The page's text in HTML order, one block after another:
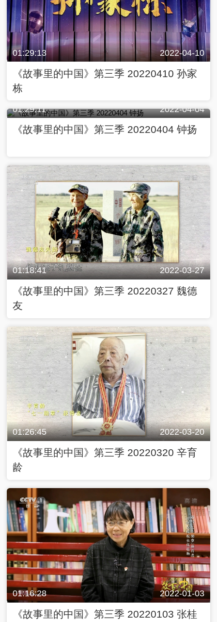
01:29:13 2022-04-10
《故事里的中国》第三季 20220410 孙家
栋
01:29:11 2022-04-04
《故事里的中国》第三季 20220404 钟扬
01:18:41 2022-03-27
《故事里的中国》第三季 20220327 魏德
友
01:26:45 2022-03-20
《故事里的中国》第三季 20220320 辛育
龄
01:16:28 2022-01-03
《故事里的中国》第三季 20220103 张桂